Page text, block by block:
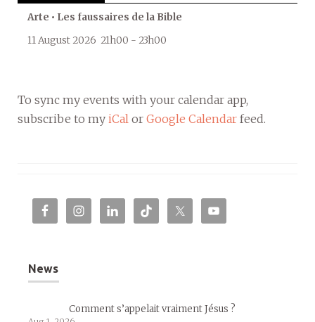
Arte • Les faussaires de la Bible
11 August 2026 21h00 - 23h00
To sync my events with your calendar app,
subscribe to my iCal or Google Calendar feed.
News
Comment s’appelait vraiment Jésus ?